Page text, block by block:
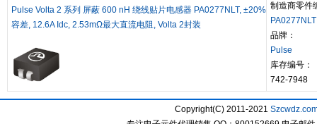
Pulse Volta 2 系列 屏蔽 600 nH 绕线贴片电感器 PA0277NLT, ±20%
容差, 12.6A Idc, 2.53mΩ最大直流电阻, Volta 2封装
制造商零件
PA0277NLT
品牌：
Pulse
库存编号：
742-7948
Copyright(C) 2011-2021